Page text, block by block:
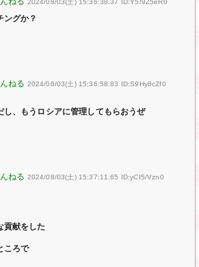
2024/08/03(土) 15:36:38.37 ID:Y5/9Z5eR0
ングか？
2024/08/03(土) 15:36:58.83 ID:S9Hy8cZf0
し、もうロシアに管理してもらおうぜ
2024/08/03(土) 15:37:11.65 ID:yCI5/Vzn0
貢献をした
ころで